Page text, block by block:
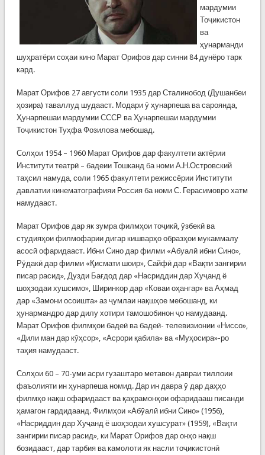
мардумии
Тоҷикистон
ва
ҳунарманди
шуҳратёри соҳаи кино Марат Орифов дар синни 84 дунёро тарк
кард.
Марат Орифов 27 августи соли 1935 дар Сталинобод (Душанбеи
ҳозира) таваллуд шудааст. Модари ӯ ҳунарпеша ва сароянда,
Ҳунарпешаи мардумии СССР ва Ҳунарпешаи мардумии
Тоҷикистон Туҳфа Фозилова мебошад.
Солҳои 1954 – 1960 Марат Орифов дар факултети актёрии
Институти театрӣ – бадеии Тошканд ба номи А.Н.Островский
таҳсил намуда, соли 1965 факултети режиссёрии Институти
давлатии кинематографияи Россия ба номи С. Герасимовро хатм
намудааст.
Марат Орифов дар як зумра филмҳои тоҷикӣ, ӯзбекӣ ва
студияҳои филмофарии дигар кишварҳо образҳои мукаммалу
асосӣ офаридааст. Ибни Сино дар филми «Абуалӣ ибни Сино»,
Рӯдакӣ дар филми «Қисмати шоир», Сайфӣ дар «Вақти зангирии
писар расид», Дузди Бағдод дар «Насриддин дар Хуҷанд ё
шоҳзодаи хушсимо», Ширинкор дар «Коваи оҳангар» ва Аҳмад
дар «Замони осоишта» аз ҷумлаи нақшҳое мебошанд, ки
ҳунармандро дар дилу хотири тамошобинон ҷо намудаанд.
Марат Орифов филмҳои бадеӣ ва бадеӣ- телевизионии «Ниссо»,
«Дили ман дар кӯҳсор», «Асрори қабила» ва «Муҳосира»-ро
таҳия намудааст.
Солҳои 60 – 70-уми асри гузаштаро метавон давраи тиллоии
фаъолияти ин ҳунарпеша номид. Дар ин давра ӯ дар даҳҳо
филмҳо нақш офаридааст ва қаҳрамонҳои офаридааш писанди
ҳамагон гардидаанд. Филмҳои «Абӯалӣ ибни Сино» (1956),
«Насриддин дар Хуҷанд ё шоҳзодаи хушсурат» (1959), «Вақти
зангирии писар расид», ки Марат Орифов дар онҳо нақш
бозидааст, дар тарбия ва камолоти як насли тоҷикистонӣ